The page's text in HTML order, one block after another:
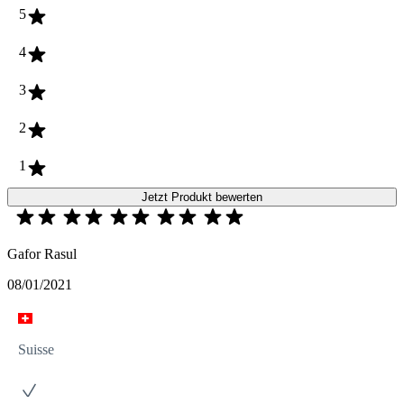
5
4
3
2
1
Jetzt Produkt bewerten
Gafor Rasul
08/01/2021
Suisse